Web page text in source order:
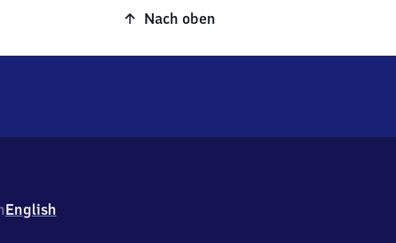
Nach oben
English